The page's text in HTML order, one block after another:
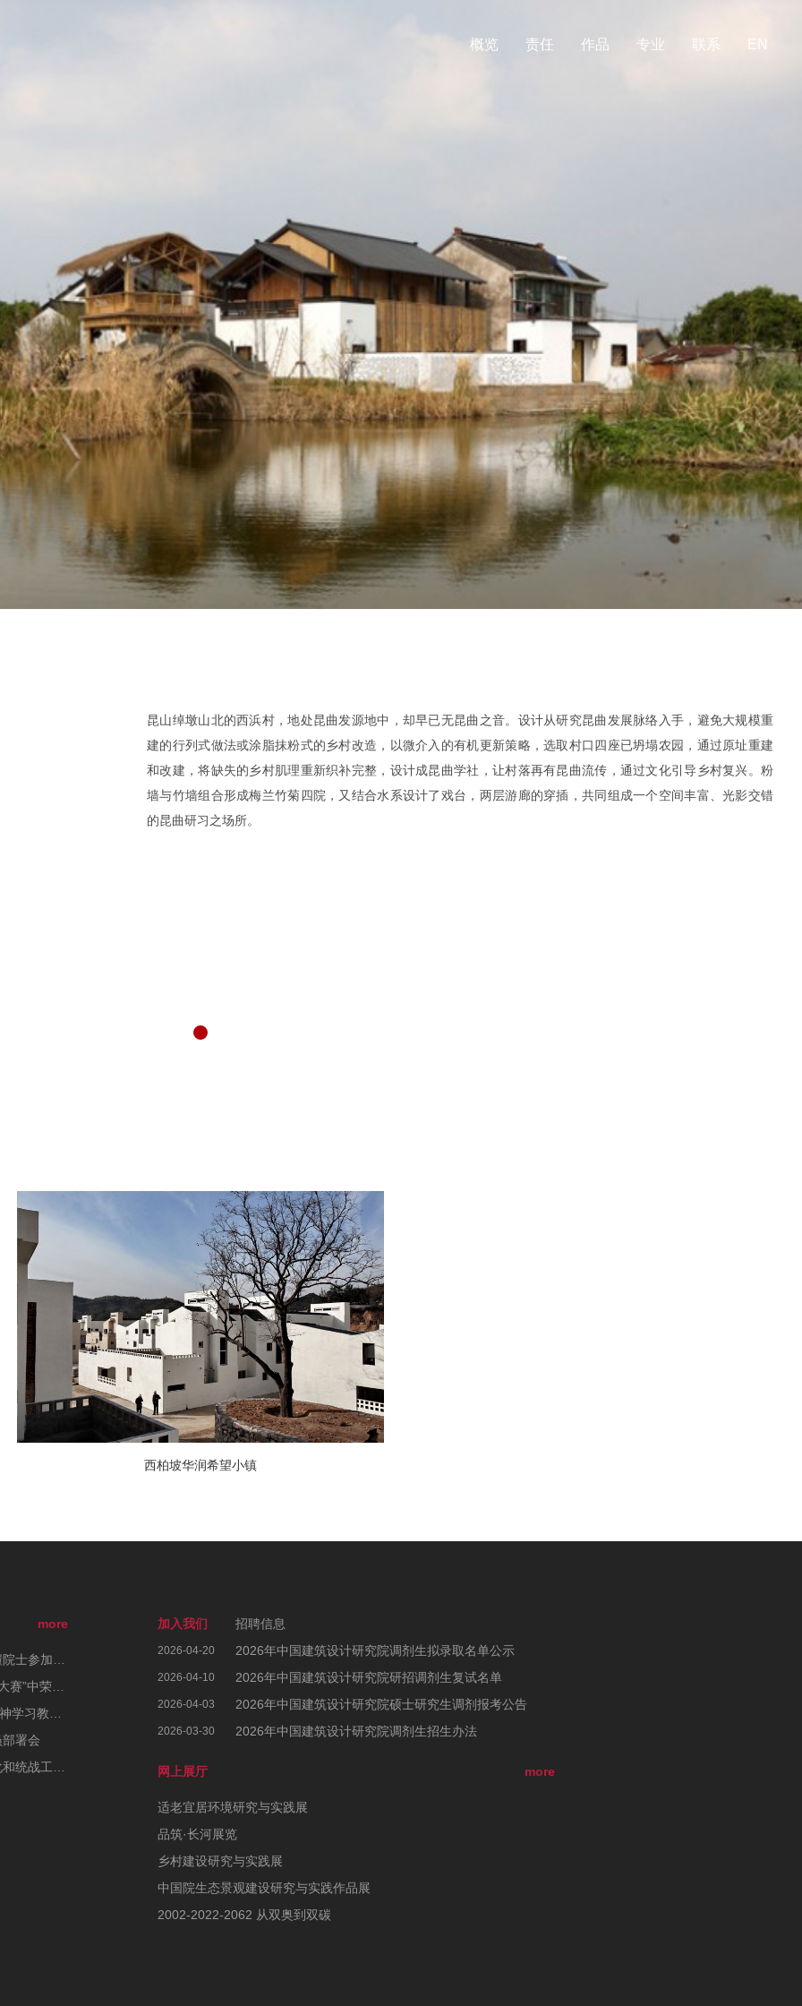
概览 责任 作品 专业 联系 EN
昆山绰墩山北的西浜村，地处昆曲发源地中，却早已无昆曲之音。设计从研究昆曲发展脉络入手，避免大规模重
建的行列式做法或涂脂抹粉式的乡村改造，以微介入的有机更新策略，选取村口四座已坍塌农园，通过原址重建
和改建，将缺失的乡村肌理重新织补完整，设计成昆曲学社，让村落再有昆曲流传，通过文化引导乡村复兴。粉
墙与竹墙组合形成梅兰竹菊四院，又结合水系设计了戏台，两层游廊的穿插，共同组成一个空间丰富、光影交错
的昆曲研习之场所。
西柏坡华润希望小镇
more
署会
加入我们 招聘信息
2026-04-20 2026年中国建筑设计研究院调剂生拟录取名单公示
2026-04-10 2026年中国建筑设计研究院研招调剂生复试名单
2026-04-03 2026年中国建筑设计研究院硕士研究生调剂报考公告
2026-03-30 2026年中国建筑设计研究院调剂生招生办法
more
网上展厅
适老宜居环境研究与实践展
品筑·长河展览
乡村建设研究与实践展
中国院生态景观建设研究与实践作品展
2002-2022-2062 从双奥到双碳